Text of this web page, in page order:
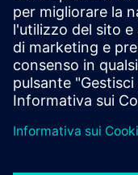
eBook
La guida per
Scarica l'eBook